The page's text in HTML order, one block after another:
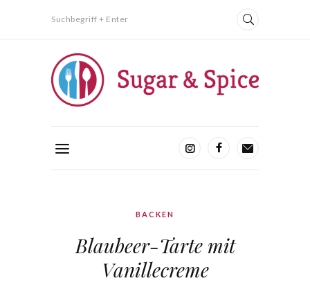
Suchbegriff + Enter
BACKEN
Blaubeer-Tarte mit
Vanillecreme